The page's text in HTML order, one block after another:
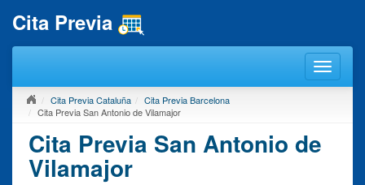
Cita Previa
Cita Previa Cataluña
Cita Previa Barcelona
Cita Previa San Antonio de Vilamajor
Cita Previa San Antonio de
Vilamajor